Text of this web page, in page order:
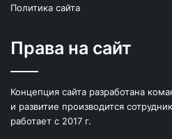
Политика сайта
Права на сайт
Концепция сайта разработана
и развитие производится
работает с 2017 г.